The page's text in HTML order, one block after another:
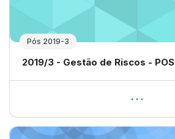
Pós 2019-3
Nome da disciplina
2019/3 - Gestão de Riscos - POS